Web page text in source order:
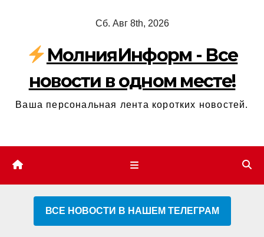
содержимому
Сб. Авг 8th, 2026
МолнияИнформ - Все
новости в одном месте!
Ваша персональная лента коротких новостей.
ВСЕ НОВОСТИ В НАШЕМ ТЕЛЕГРАМ